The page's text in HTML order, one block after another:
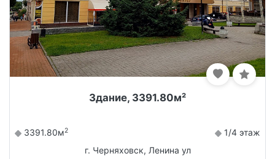
Здание, 3391.80м²
3391.80м2
1/4 этаж
г. Черняховск, Ленина ул